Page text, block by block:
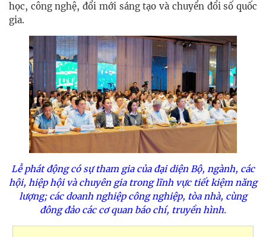
học, công nghệ, đổi mới sáng tạo và chuyển đổi số quốc
gia.
Lễ phát động có sự tham gia của đại diện Bộ, ngành, các
hội, hiệp hội và chuyên gia trong lĩnh vực tiết kiệm năng
lượng; các doanh nghiệp công nghiệp, tòa nhà, cùng
đông đảo các cơ quan báo chí, truyền hình.